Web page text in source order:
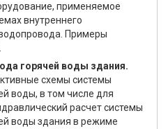
применяемое
внутреннего
Примеры
горячей воды здания.
схемы системы
воды, в том числе для
расчет системы
воды здания в режиме